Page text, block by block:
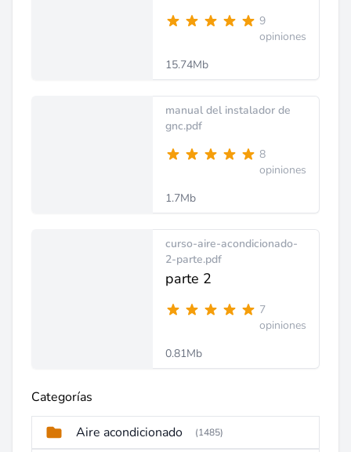
9
opiniones
15.74Mb
manual del instalador de
gnc.pdf
8
opiniones
1.7Mb
curso-aire-acondicionado-
2-parte.pdf
parte 2
7
opiniones
0.81Mb
Categorías
Aire acondicionado (1485)